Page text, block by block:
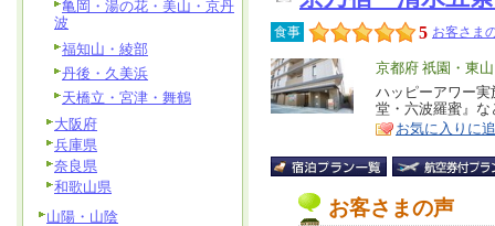
食事 5 お客さま
エ
リ
ア
京都府 祇園・東
特
徴
ハッピーアワー
堂・六波羅蜜』
お気に入りに
お客さまの声
亀岡・湯の花・美山・京丹
波
福知山・綾部
丹後・久美浜
天橋立・宮津・舞鶴
大阪府
兵庫県
奈良県
和歌山県
山陽・山陰